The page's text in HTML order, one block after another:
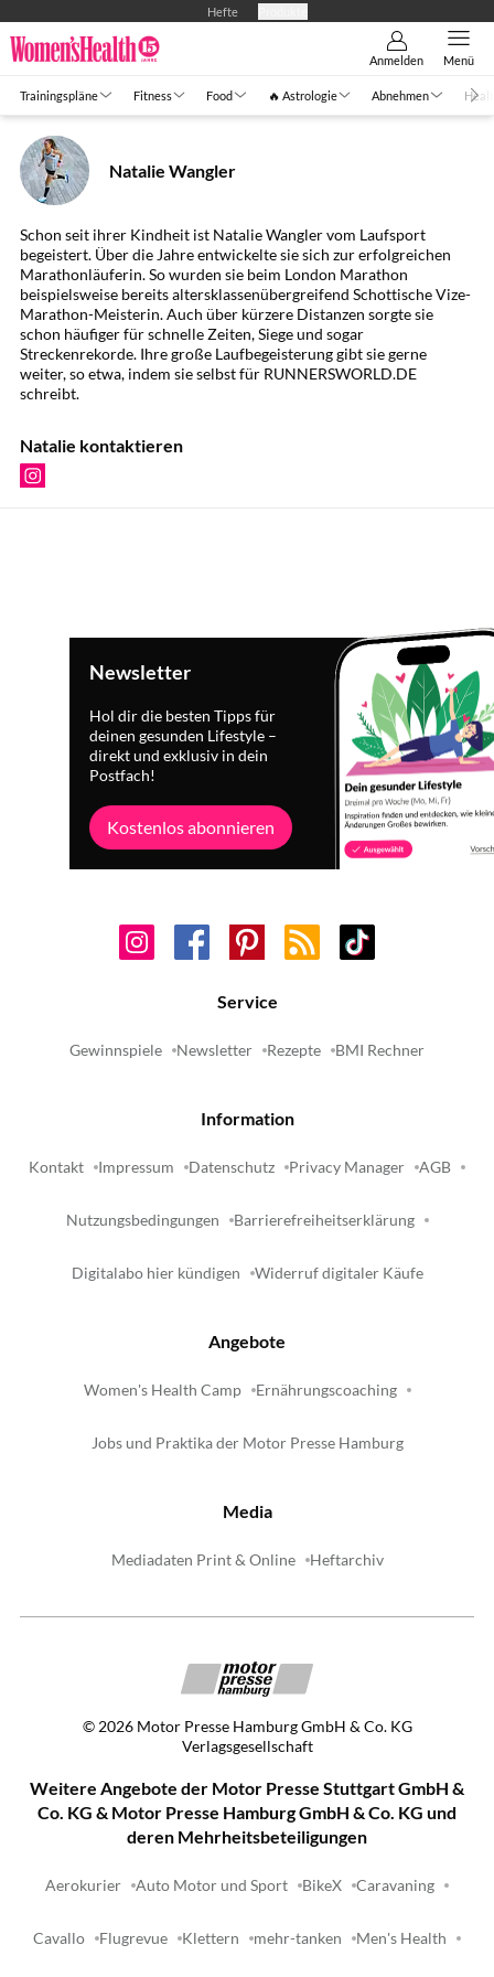
Hefte
Anmelden Menü
Trainingspläne Fitness Food 🔥 Astrologie Abnehmen
Natalie Wangler
Schon seit ihrer Kindheit ist Natalie Wangler vom Laufsport
begeistert. Über die Jahre entwickelte sie sich zur erfolgreichen
Marathonläuferin. So wurden sie beim London Marathon
beispielsweise bereits altersklassenübergreifend Schottische Vize-
Marathon-Meisterin. Auch über kürzere Distanzen sorgte sie
schon häufiger für schnelle Zeiten, Siege und sogar
Streckenrekorde. Ihre große Laufbegeisterung gibt sie gerne
weiter, so etwa, indem sie selbst für RUNNERSWORLD.DE
schreibt.
Natalie kontaktieren
Newsletter
Hol dir die besten Tipps für
deinen gesunden Lifestyle –
direkt und exklusiv in dein
Postfach!
Kostenlos abonnieren
Service
Gewinnspiele Newsletter Rezepte BMI Rechner
Information
Kontakt Impressum Datenschutz Privacy Manager AGB
Nutzungsbedingungen Barrierefreiheitserklärung
Digitalabo hier kündigen Widerruf digitaler Käufe
Angebote
Women's Health Camp Ernährungscoaching
Jobs und Praktika der Motor Presse Hamburg
Media
Mediadaten Print & Online Heftarchiv
© 2026 Motor Presse Hamburg GmbH & Co. KG
Verlagsgesellschaft
Weitere Angebote der Motor Presse Stuttgart GmbH &
Co. KG & Motor Presse Hamburg GmbH & Co. KG und
deren Mehrheitsbeteiligungen
Aerokurier Auto Motor und Sport BikeX Caravaning
Cavallo Flugrevue Klettern mehr-tanken Men's Health